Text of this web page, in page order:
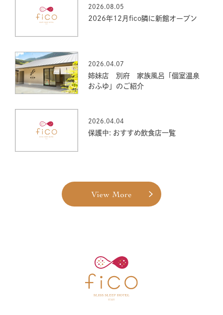
2026.08.05
2026年12月fico隣に新館オープン
2026.04.07
姉妹店 別府 家族風呂「個室温泉
おふゆ」のご紹介
2026.04.04
保護中: おすすめ飲食店一覧